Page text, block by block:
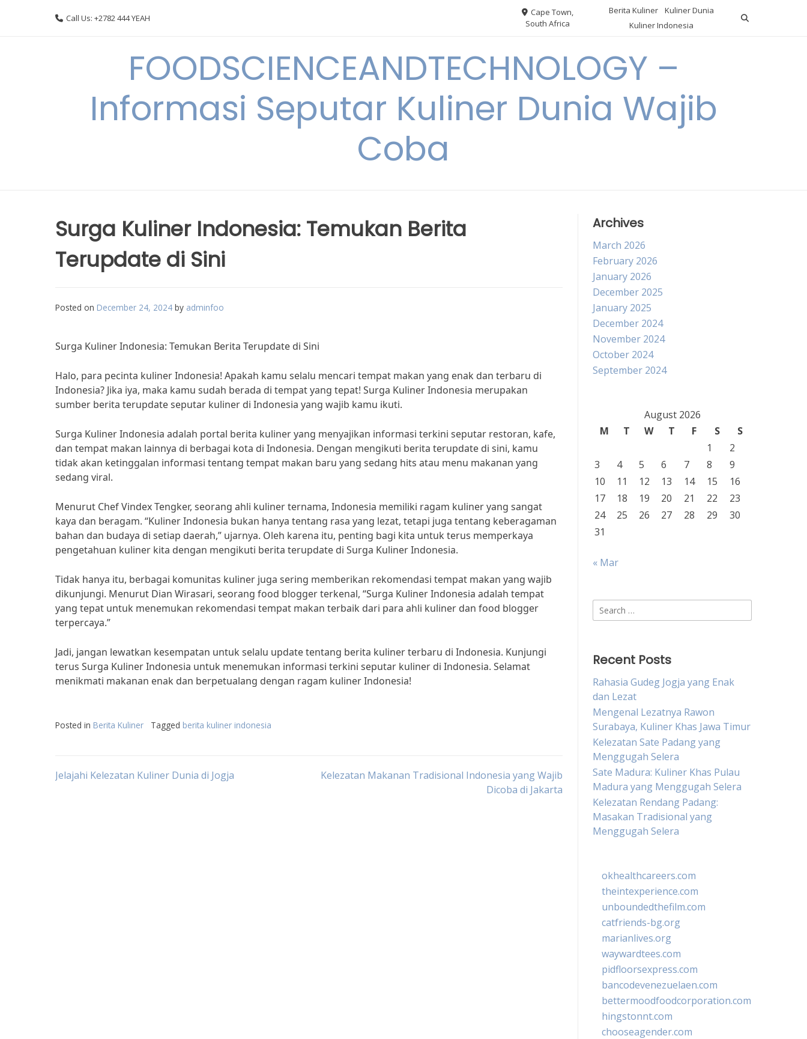
Call Us: +2782 444 YEAH
Cape Town,
South Africa
Berita Kuliner
Kuliner Dunia
Kuliner Indonesia
FOODSCIENCEANDTECHNOLOGY –
Informasi Seputar Kuliner Dunia Wajib
Coba
Surga Kuliner Indonesia: Temukan Berita
Terupdate di Sini
Posted on December 24, 2024 by adminfoo
Surga Kuliner Indonesia: Temukan Berita Terupdate di Sini
Halo, para pecinta kuliner Indonesia! Apakah kamu selalu mencari tempat makan yang enak dan terbaru di
Indonesia? Jika iya, maka kamu sudah berada di tempat yang tepat! Surga Kuliner Indonesia merupakan
sumber berita terupdate seputar kuliner di Indonesia yang wajib kamu ikuti.
Surga Kuliner Indonesia adalah portal berita kuliner yang menyajikan informasi terkini seputar restoran, kafe,
dan tempat makan lainnya di berbagai kota di Indonesia. Dengan mengikuti berita terupdate di sini, kamu
tidak akan ketinggalan informasi tentang tempat makan baru yang sedang hits atau menu makanan yang
sedang viral.
Menurut Chef Vindex Tengker, seorang ahli kuliner ternama, Indonesia memiliki ragam kuliner yang sangat
kaya dan beragam. “Kuliner Indonesia bukan hanya tentang rasa yang lezat, tetapi juga tentang keberagaman
bahan dan budaya di setiap daerah,” ujarnya. Oleh karena itu, penting bagi kita untuk terus memperkaya
pengetahuan kuliner kita dengan mengikuti berita terupdate di Surga Kuliner Indonesia.
Tidak hanya itu, berbagai komunitas kuliner juga sering memberikan rekomendasi tempat makan yang wajib
dikunjungi. Menurut Dian Wirasari, seorang food blogger terkenal, “Surga Kuliner Indonesia adalah tempat
yang tepat untuk menemukan rekomendasi tempat makan terbaik dari para ahli kuliner dan food blogger
terpercaya.”
Jadi, jangan lewatkan kesempatan untuk selalu update tentang berita kuliner terbaru di Indonesia. Kunjungi
terus Surga Kuliner Indonesia untuk menemukan informasi terkini seputar kuliner di Indonesia. Selamat
menikmati makanan enak dan berpetualang dengan ragam kuliner Indonesia!
Posted in Berita Kuliner Tagged berita kuliner indonesia
Post
Jelajahi Kelezatan Kuliner Dunia di Jogja
Kelezatan Makanan Tradisional Indonesia yang Wajib
Dicoba di Jakarta
Archives
March 2026
February 2026
January 2026
December 2025
January 2025
December 2024
November 2024
October 2024
September 2024
August 2026
M
T W T F S
S
1
2
3
4 5 6 7 8
9
10
11 12 13 14 15
16
17
18 19 20 21 22
23
24
25 26 27 28 29
30
31
« Mar
Search
for:
Recent Posts
Rahasia Gudeg Jogja yang Enak
dan Lezat
Mengenal Lezatnya Rawon
Surabaya, Kuliner Khas Jawa Timur
Kelezatan Sate Padang yang
Menggugah Selera
Sate Madura: Kuliner Khas Pulau
Madura yang Menggugah Selera
Kelezatan Rendang Padang:
Masakan Tradisional yang
Menggugah Selera
okhealthcareers.com
theintexperience.com
unboundedthefilm.com
catfriends-bg.org
marianlives.org
waywardtees.com
pidfloorsexpress.com
bancodevenezuelaen.com
bettermoodfoodcorporation.com
hingstonnt.com
chooseagender.com